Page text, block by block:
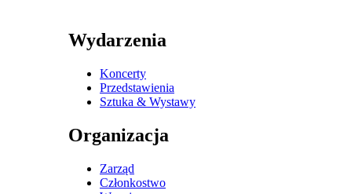
Wydarzenia
Koncerty
Przedstawienia
Sztuka & Wystawy
Organizacja
Zarząd
Członkostwo